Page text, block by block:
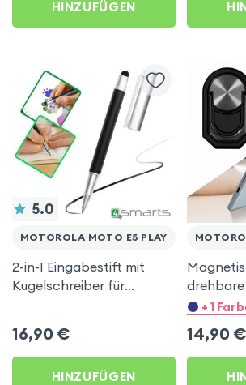
HINZUFÜGEN
5.0
MOTOROLA MOTO E5 PLAY
2-in-1 Eingabestift mit
Kugelschreiber für
/ Schwarz
16,90 €
HINZUFÜGEN
– + 1
14,90 €